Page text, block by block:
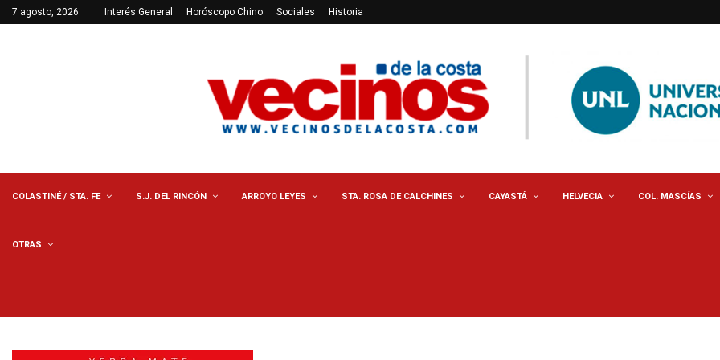
7 agosto, 2026 Interés General Horóscopo Chino Sociales Historia
COLASTINÉ / STA. FE S.J. DEL RINCÓN ARROYO LEYES STA. ROSA DE CALCHINES CAYASTÁ HELVECIA COL. MASCÍAS
OTRAS